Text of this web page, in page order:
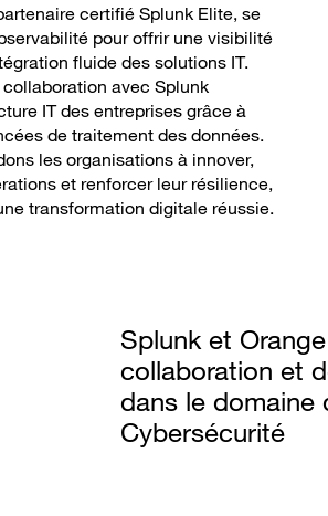
certifié Splunk Elite, se
pour offrir une visibilité
fluide des solutions IT.
avec Splunk
IT des entreprises grâce à
de traitement des données.
les organisations à innover,
et renforcer leur résilience,
transformation digitale réussie.
Splunk et
collaboration et
dans le domaine
Cybersécurité